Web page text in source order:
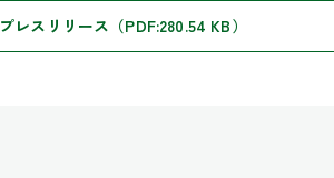
プレスリリース（PDF:280.54 KB）